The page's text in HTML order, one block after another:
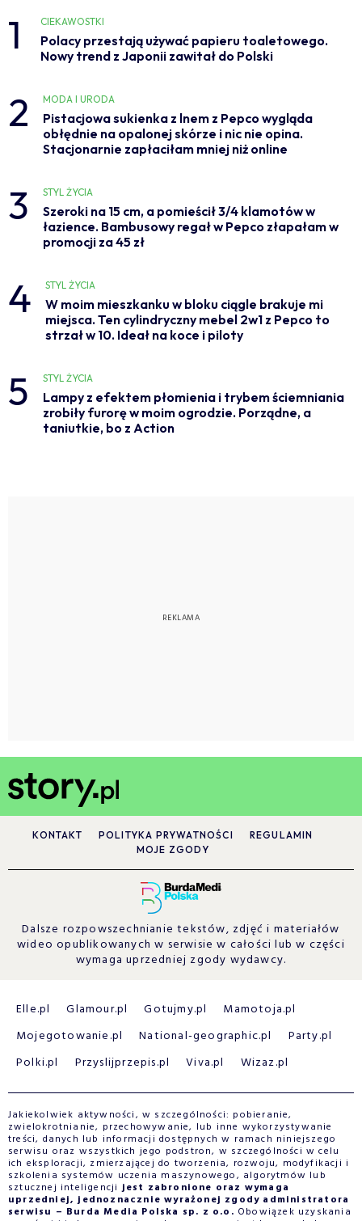
1 CIEKAWOSTKI
Polacy przestają używać papieru toaletowego.
Nowy trend z Japonii zawitał do Polski
2 MODA I URODA
Pistacjowa sukienka z lnem z Pepco wygląda
obłędnie na opalonej skórze i nic nie opina.
Stacjonarnie zapłaciłam mniej niż online
3 STYL ŻYCIA
Szeroki na 15 cm, a pomieścił 3/4 klamotów w
łazience. Bambusowy regał w Pepco złapałam w
promocji za 45 zł
4 STYL ŻYCIA
W moim mieszkanku w bloku ciągle brakuje mi
miejsca. Ten cylindryczny mebel 2w1 z Pepco to
strzał w 10. Ideał na koce i piloty
5 STYL ŻYCIA
Lampy z efektem płomienia i trybem ściemniania
zrobiły furorę w moim ogrodzie. Porządne, a
taniutkie, bo z Action
KONTAKT POLITYKA PRYWATNOŚCI
REGULAMIN
MOJE ZGODY
Dalsze rozpowszechnianie tekstów, zdjęć i materiałów
wideo opublikowanych w serwisie w całości lub w części
wymaga uprzedniej zgody wydawcy.
Elle.pl Glamour.pl Gotujmy.pl
Mamotoja.pl
Mojegotowanie.pl
National-geographic.pl
Party.pl
Polki.pl
Przyslijprzepis.pl Viva.pl Wizaz.pl
Jakiekolwiek aktywności, w szczególności: pobieranie,
zwielokrotnianie, przechowywanie, lub inne wykorzystywanie
treści, danych lub informacji dostępnych w ramach niniejszego
serwisu oraz wszystkich jego podstron, w szczególności w celu
ich eksploracji, zmierzającej do tworzenia, rozwoju, modyfikacji i
szkolenia systemów uczenia maszynowego, algorytmów lub
sztucznej inteligencjijest zabronione oraz wymaga
uprzedniej, jednoznacznie wyrażonej zgody administratora
serwisu – Burda Media Polska sp. z o.o. Obowiązek uzyskania